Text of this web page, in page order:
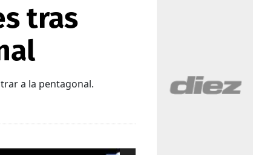
tras
a la pentagonal.